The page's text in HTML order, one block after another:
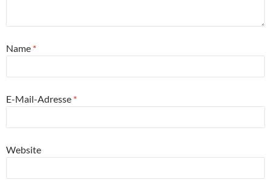
Name *
E-Mail-Adresse *
Website